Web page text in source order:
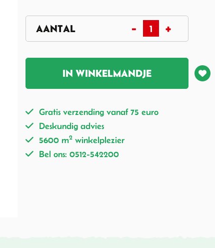
IN WINKELMANDJE
Gratis verzending vanaf 75 euro
Deskundig advies
5600 m2 winkelplezier
Bel ons: 0512-542200